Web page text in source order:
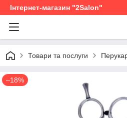
Інтернет-магазин "2Salon"
Товари та послуги
–18%